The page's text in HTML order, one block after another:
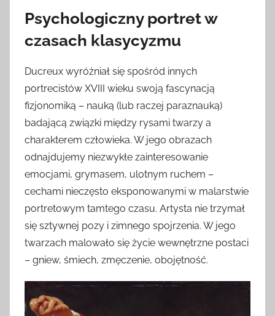
Psychologiczny portret w
czasach klasycyzmu
Ducreux wyróżniał się spośród innych
portrecistów XVIII wieku swoją fascynacją
fizjonomiką – nauką (lub raczej paraznauką)
badającą związki między rysami twarzy a
charakterem człowieka. W jego obrazach
odnajdujemy niezwykłe zainteresowanie
emocjami, grymasem, ulotnym ruchem –
cechami nieczęsto eksponowanymi w malarstwie
portretowym tamtego czasu. Artysta nie trzymał
się sztywnej pozy i zimnego spojrzenia. W jego
twarzach malowało się życie wewnętrzne postaci
– gniew, śmiech, zmęczenie, obojętność.